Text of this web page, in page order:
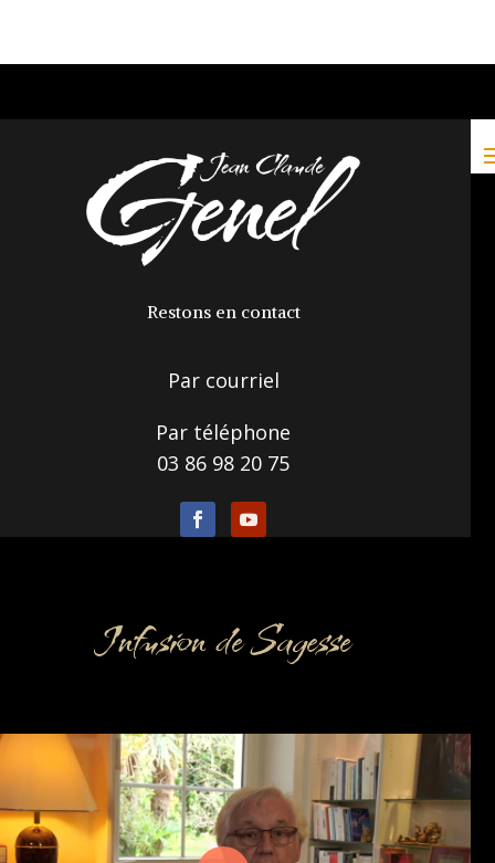
Restons en contact
Par courriel
Par téléphone
03 86 98 20 75
Infusion de Sagesse